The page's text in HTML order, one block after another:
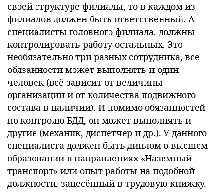
своей структуре филиалы, то в каждом из
филиалов должен быть ответственный. А
специалисты головного филиала, должны
контролировать работу остальных. Это
необязательно три разных сотрудника, все
обязанности может выполнять и один
человек (всё зависит от величины
организации и от количества подвижного
состава в наличии). И помимо обязанностей
по контролю БДД, он может выполнять и
другие (механик, диспетчер и др.). У данного
специалиста должен быть диплом о высшем
образовании в направлениях «Наземный
транспорт» или опыт работы на подобной
должности, занесённый в трудовую книжку.